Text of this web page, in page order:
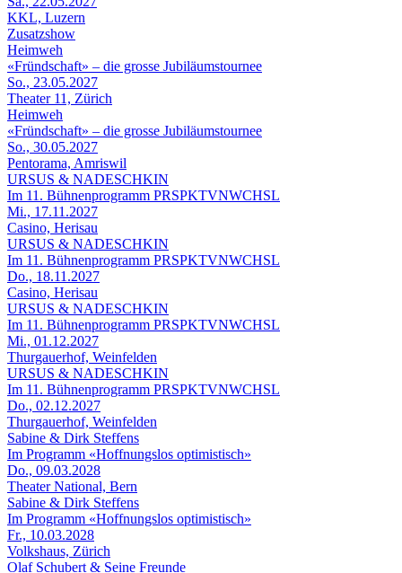
KKL, Luzern
Zusatzshow
Heimweh
«Fründschaft» – die grosse Jubiläumstournee
So., 23.05.2027
Theater 11, Zürich
Heimweh
«Fründschaft» – die grosse Jubiläumstournee
So., 30.05.2027
Pentorama, Amriswil
URSUS & NADESCHKIN
Im 11. Bühnenprogramm PRSPKTVNWCHSL
Mi., 17.11.2027
Casino, Herisau
URSUS & NADESCHKIN
Im 11. Bühnenprogramm PRSPKTVNWCHSL
Do., 18.11.2027
Casino, Herisau
URSUS & NADESCHKIN
Im 11. Bühnenprogramm PRSPKTVNWCHSL
Mi., 01.12.2027
Thurgauerhof, Weinfelden
URSUS & NADESCHKIN
Im 11. Bühnenprogramm PRSPKTVNWCHSL
Do., 02.12.2027
Thurgauerhof, Weinfelden
Sabine & Dirk Steffens
Im Programm «Hoffnungslos optimistisch»
Do., 09.03.2028
Theater National, Bern
Sabine & Dirk Steffens
Im Programm «Hoffnungslos optimistisch»
Fr., 10.03.2028
Volkshaus, Zürich
Olaf Schubert & Seine Freunde